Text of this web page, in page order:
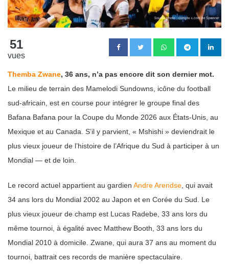
51
vues
Themba Zwane, 36 ans, n’a pas encore dit son dernier mot.
Le milieu de terrain des Mamelodi Sundowns, icône du football
sud-africain, est en course pour intégrer le groupe final des
Bafana Bafana pour la Coupe du Monde 2026 aux États-Unis, au
Mexique et au Canada. S’il y parvient, « Mshishi » deviendrait le
plus vieux joueur de l’histoire de l’Afrique du Sud à participer à un
Mondial — et de loin.
Le record actuel appartient au gardien Andre Arendse, qui avait
34 ans lors du Mondial 2002 au Japon et en Corée du Sud. Le
plus vieux joueur de champ est Lucas Radebe, 33 ans lors du
même tournoi, à égalité avec Matthew Booth, 33 ans lors du
Mondial 2010 à domicile. Zwane, qui aura 37 ans au moment du
tournoi, battrait ces records de manière spectaculaire.